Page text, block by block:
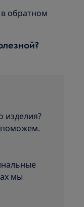
обратном
изделия?
мы